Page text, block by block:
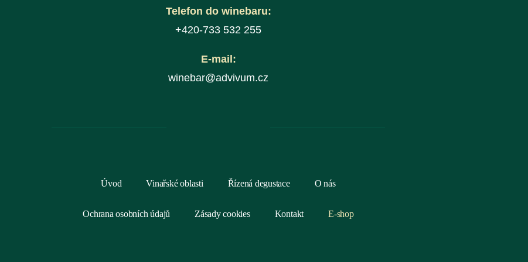
Telefon do winebaru:
+420-733 532 255
E-mail:
winebar@advivum.cz
Úvod Vinařské oblasti Řízená degustace O nás
Ochrana osobních údajů Zásady cookies Kontakt E-shop